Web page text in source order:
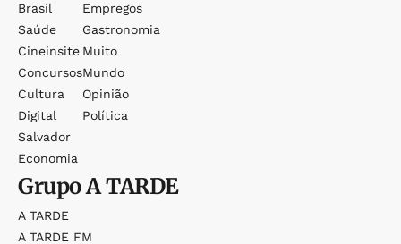
Brasil
Saúde
Cineinsite
Concursos
Cultura
Digital
Salvador
Economia
Empregos
Gastronomia
Muito
Mundo
Opinião
Política
GrupoA TARDE
A TARDE
A TARDE FM